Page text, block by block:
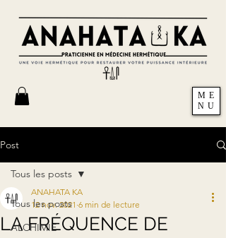
ME
NU
Post
Tous les posts
ALCHIMIE
Tous les posts
LA FRÉQUENCE DE
ANAHATA KA
12 nov. 2021 6 min de lecture